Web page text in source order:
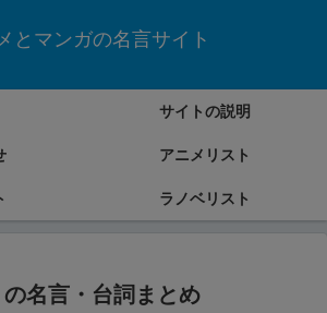
とマンガの名言サイト
サイトの説明
アニメリスト
ラノベリスト
の名言・台詞まとめ